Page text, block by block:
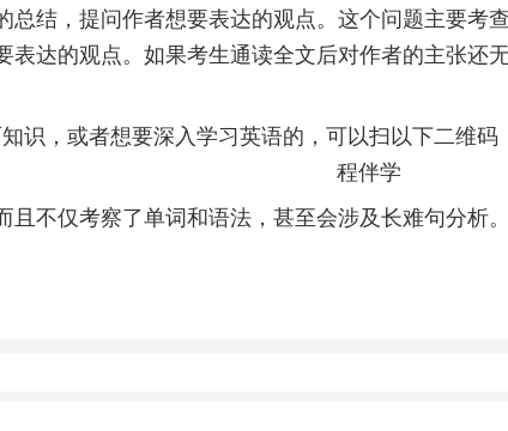
结，提问作者想要表达的观点。这个问题主要
达的观点。如果考生通读全文后对作者的主张
识，或者想要深入学习英语的，可以扫以下二维
程伴学
不仅考察了单词和语法，甚至会涉及长难句分